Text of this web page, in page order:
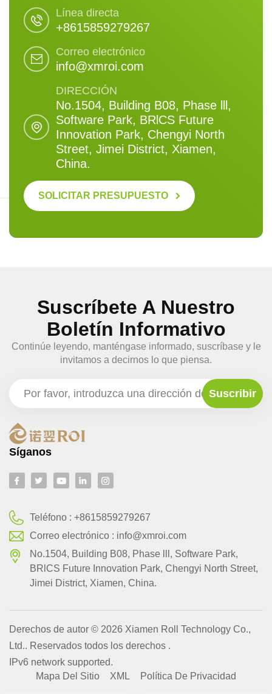
Línea directa
+8615859279267
Correo electrónico
info@xmroi.com
DIRECCIÓN
No.1504, Building B08, Phase lll,
Software Park, BRlCS Future
Innovation Park, Chengyi North
Street, Jimei District, Xiamen,
China.
SOLICITAR PRESUPUESTO
Suscríbete A Nuestro
Boletín Informativo
Continúe leyendo, manténgase informado, suscríbase y le
invitamos a decirnos lo que piensa.
Síganos
Teléfono :+8615859279267
Correo electrónico : info@xmroi.com
No.1504, Building B08, Phase lll, Software Park,
BRlCS Future Innovation Park, Chengyi North Street,
Jimei District, Xiamen, China.
Derechos de autor © 2026 Xiamen Roll Technology Co.,
Ltd.. Reservados todos los derechos .
IPv6 network supported.
Mapa Del Sitio
XML Política De Privacidad